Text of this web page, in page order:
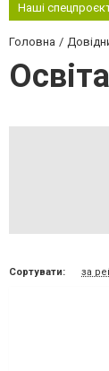
Наші
Головна
Сортувати: за